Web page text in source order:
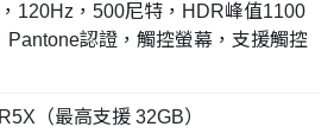
120Hz，500尼特，HDR峰值1100
Pantone認證，觸控螢幕，支援觸控
（最高支援 32GB）